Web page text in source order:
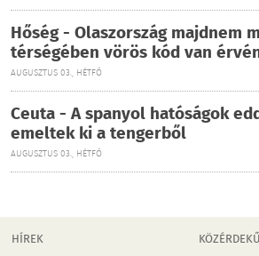
Hőség - Olaszország majdnem
térségében vörös kód van
AUGUSZTUS 03., HÉTFŐ
Ceuta - A spanyol hatóságok
emeltek ki a tengerből
AUGUSZTUS 03., HÉTFŐ
HÍREK
KÖZÉRDEKŰ